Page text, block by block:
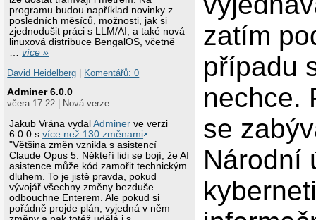
programu budou například novinky z
posledních měsíců, možnosti, jak si
zjednodušit práci s LLM/AI, a také nová
linuxová distribuce BengalOS, včetně
…více »
David Heidelberg
Komentářů: 0
Adminer 6.0.0
včera 17:22 | Nová verze
Jakub Vrána vydalAdminer ve verzi
6.0.0 svíce než 130 změnami :
"Většina změn vznikla s asistencí
Claude Opus 5. Někteří lidi se bojí, že AI
asistence může kód zamořit technickým
dluhem. To je jistě pravda, pokud
vývojář všechny změny bezduše
odbouchne Enterem. Ale pokud si
pořádně projde plán, vyjedná v něm
zatím
případu
nechce.
se
Národní